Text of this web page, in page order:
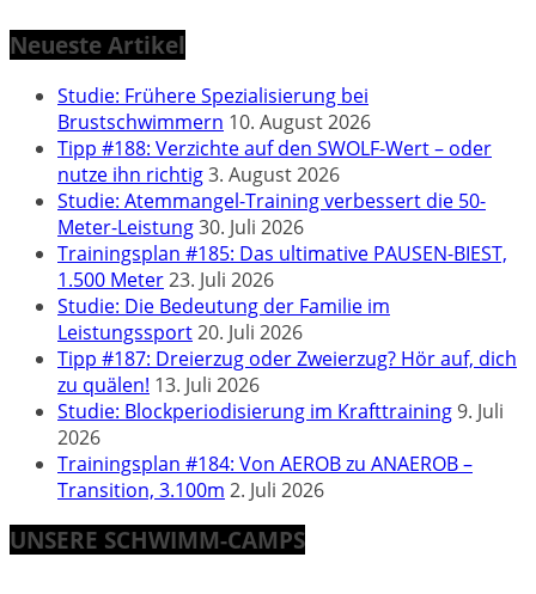
Neueste Artikel
Studie: Frühere Spezialisierung bei
Brustschwimmern 10. August 2026
Tipp #188: Verzichte auf den SWOLF-Wert – oder
nutze ihn richtig3. August 2026
Studie: Atemmangel-Training verbessert die 50-
Meter-Leistung30. Juli 2026
Trainingsplan #185: Das ultimative PAUSEN-BIEST,
1.500 Meter23. Juli 2026
Studie: Die Bedeutung der Familie im
Leistungssport20. Juli 2026
Tipp #187: Dreierzug oder Zweierzug? Hör auf, dich
zu quälen! 13. Juli 2026
Studie: Blockperiodisierung im Krafttraining9. Juli
2026
Trainingsplan #184: Von AEROB zu ANAEROB –
Transition, 3.100m 2. Juli 2026
UNSERE SCHWIMM-CAMPS